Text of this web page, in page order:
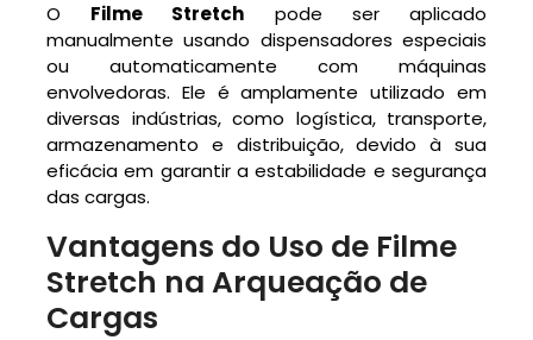
O Filme Stretch pode ser aplicado
manualmente usando dispensadores especiais
ou automaticamente com máquinas
envolvedoras. Ele é amplamente utilizado em
diversas indústrias, como logística, transporte,
armazenamento e distribuição, devido à sua
eficácia em garantir a estabilidade e segurança
das cargas.
Vantagens do Uso de Filme
Stretch na Arqueação de
Cargas